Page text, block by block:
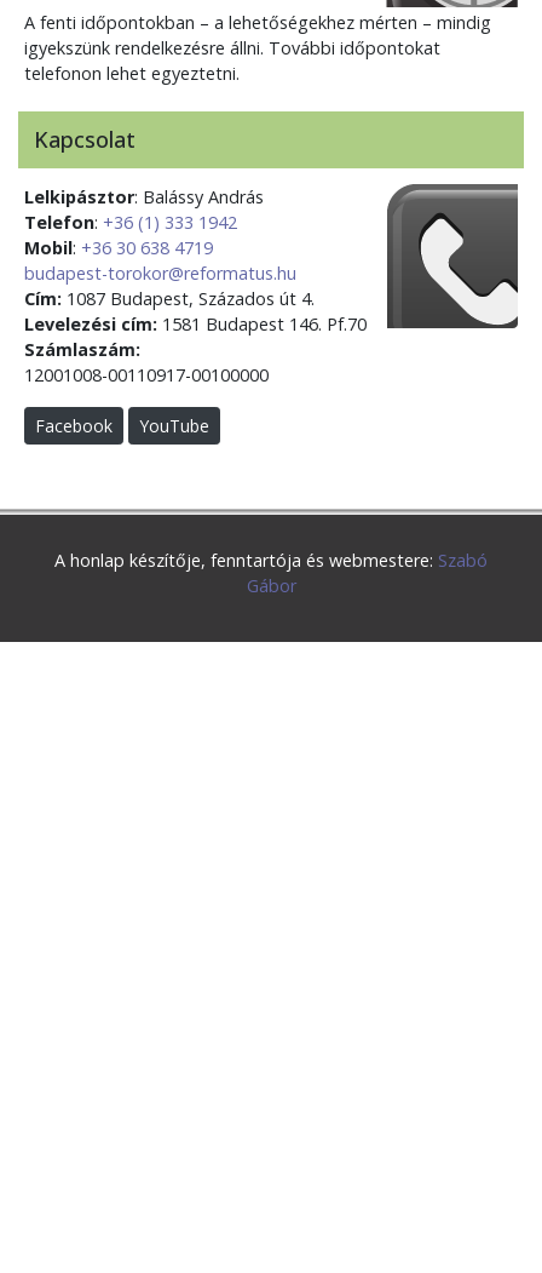
A fenti időpontokban – a lehetőségekhez mérten – mindig
igyekszünk rendelkezésre állni. További időpontokat
telefonon lehet egyeztetni.
Kapcsolat
Lelkipásztor: Balássy András
Telefon: +36 (1) 333 1942
Mobil: +36 30 638 4719
budapest-torokor@reformatus.hu
Cím: 1087 Budapest, Százados út 4.
Levelezési cím: 1581 Budapest 146. Pf.70
Számlaszám:
12001008-00110917-00100000
Facebook YouTube
A honlap készítője, fenntartója és webmestere: Szabó
Gábor